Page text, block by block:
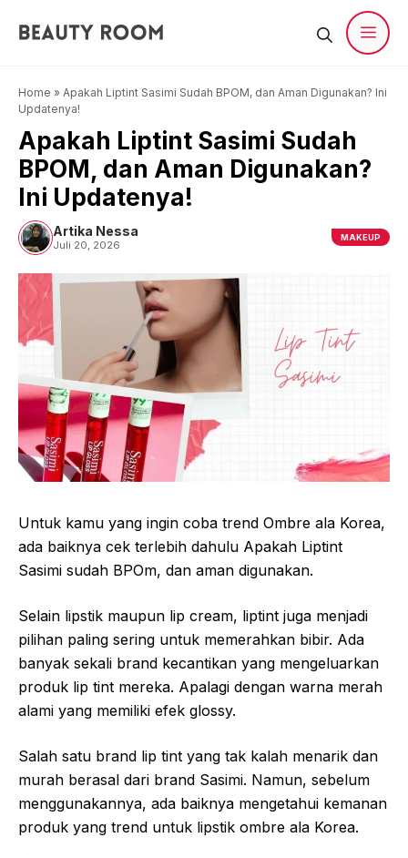
Home » Apakah Liptint Sasimi Sudah BPOM, dan Aman Digunakan? Ini
Updatenya!
Apakah Liptint Sasimi Sudah
BPOM, dan Aman Digunakan?
Ini Updatenya!
Artika Nessa
Juli 20, 2026
MAKEUP
Untuk kamu yang ingin coba trend Ombre ala Korea,
ada baiknya cek terlebih dahulu Apakah Liptint
Sasimi sudah BPOm, dan aman digunakan.
Selain lipstik maupun lip cream, liptint juga menjadi
pilihan paling sering untuk memerahkan bibir. Ada
banyak sekali brand kecantikan yang mengeluarkan
produk lip tint mereka. Apalagi dengan warna merah
alami yang memiliki efek glossy.
Salah satu brand lip tint yang tak kalah menarik dan
murah berasal dari brand Sasimi. Namun, sebelum
menggunakannya, ada baiknya mengetahui kemanan
produk yang trend untuk lipstik ombre ala Korea.